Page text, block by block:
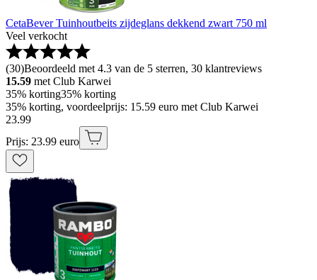
CetaBever Tuinhoutbeits zijdeglans dekkend zwart 750 ml
Veel verkocht
(30)Beoordeeld met 4.3 van de 5 sterren, 30 klantreviews
15.59 met Club Karwei
35% korting35% korting
35% korting, voordeelprijs: 15.59 euro met Club Karwei
23.99
Prijs: 23.99 euro